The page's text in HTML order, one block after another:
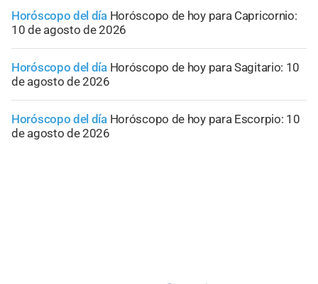
Horóscopo del día Horóscopo de hoy para Capricornio:
10 de agosto de 2026
Horóscopo del día Horóscopo de hoy para Sagitario: 10
de agosto de 2026
Horóscopo del día Horóscopo de hoy para Escorpio: 10
de agosto de 2026